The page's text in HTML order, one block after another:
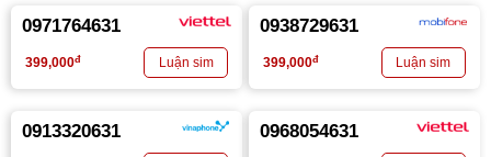
0971764631
399,000đ
0938729631
399,000đ
0913320631 0968054631